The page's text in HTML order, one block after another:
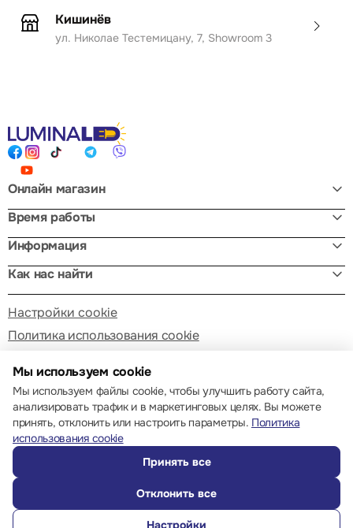
Кишинёв
ул. Николае Тестемицану, 7, Showroom 3
Онлайн магазин
Время работы
Информация
Как нас найти
Настройки cookie
Политика использования cookie
© 2013 – 2026 ECOM
Мы используем cookie
Мы используем файлы cookie, чтобы улучшить работу сайта,
анализировать трафик и в маркетинговых целях. Вы можете
принять, отклонить или настроить параметры. Политика
использования cookie
Принять все
Отклонить все
Настройки